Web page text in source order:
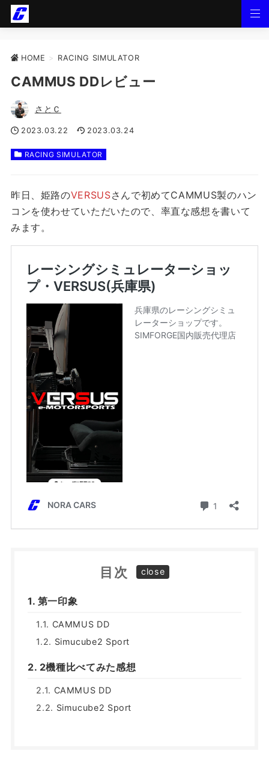
HOME > RACING SIMULATOR
CAMMUS DDレビュー
さとＣ
2023.03.22 2023.03.24
RACING SIMULATOR
昨日、姫路のVERSUSさんで初めてCAMMUS製のハン
コンを使わせていただいたので、率直な感想を書いて
みます。
目次
第一印象
CAMMUS DD
Simucube2 Sport
2機種比べてみた感想
CAMMUS DD
Simucube2 Sport